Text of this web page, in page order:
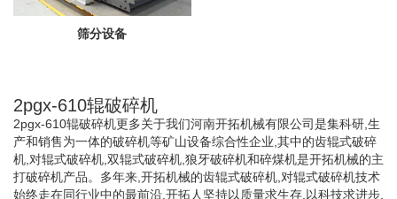
筛分设备
2pgx-610辊破碎机
2pgx-610辊破碎机更多关于我们河南开拓机械有限公司是集科研,生
产和销售为一体的破碎机等矿山设备综合性企业,其中的齿辊式破碎
机,对辊式破碎机,双辊式破碎机,狼牙破碎机和碎煤机是开拓机械的主
打破碎机产品。多年来,开拓机械的齿辊式破碎机,对辊式破碎机技术
始终走在同行业中的最前沿,开拓人坚持以质量求生存,以科技求进步,